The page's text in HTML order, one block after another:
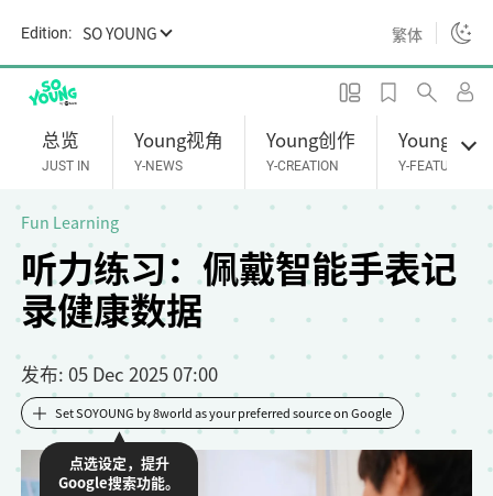
i
Edition: SO YOUNG 繁体
总览
JUST IN
Young视角
Y-NEWS
Young创作
Y-CREATION
Young专题
Y-FEATURES
听力练习：佩戴智能手表记
录健康数据
Fun Learning
发布: 05 Dec 2025 07:00
Set SOYOUNG by 8world as your preferred source on Google
点选设定，提升
Google搜索功能。